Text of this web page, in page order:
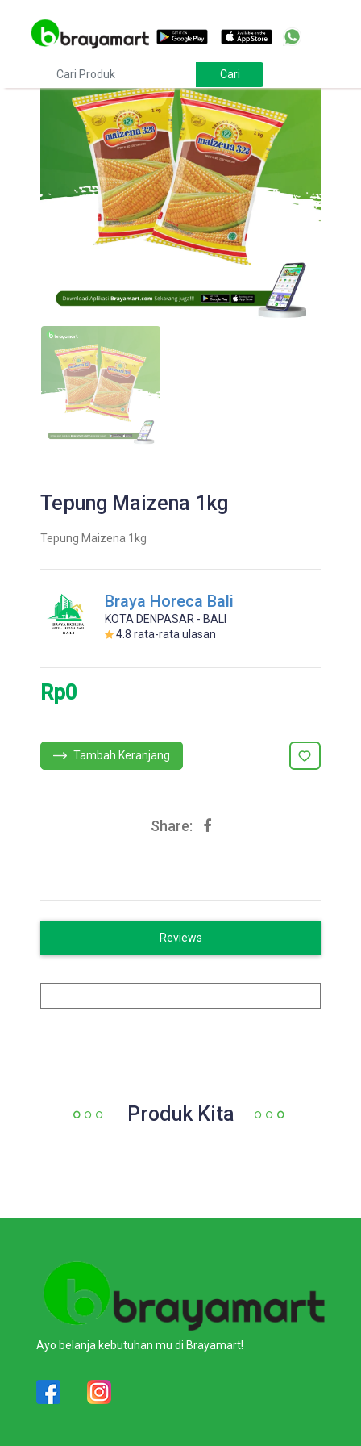
Tepung Maizena 1kg
Tepung Maizena 1kg
Braya Horeca Bali
KOTA DENPASAR - BALI
4.8 rata-rata ulasan
Rp0
Tambah Keranjang
Share:
Reviews
Produk Kita
Ayo belanja kebutuhan mu di Brayamart!